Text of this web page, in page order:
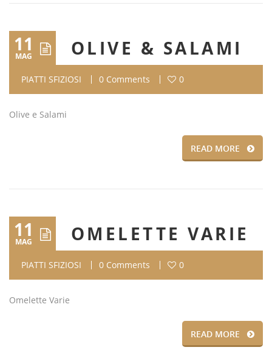
11
MAG OLIVE & SALAMI
PIATTI SFIZIOSI 0 Comments 0
Olive e Salami
READ MORE
11
MAG OMELETTE VARIE
PIATTI SFIZIOSI 0 Comments 0
Omelette Varie
READ MORE